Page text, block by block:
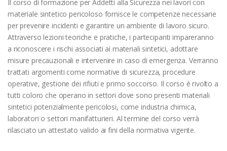
Il corso di formazione per Addetti alla Sicurezza nei lavori con
materiale sintetico pericoloso fornisce le competenze necessarie
per prevenire incidenti e garantire un ambiente di lavoro sicuro.
Attraverso lezioni teoriche e pratiche, i partecipanti impareranno
a riconoscere i rischi associati ai materiali sintetici, adottare
misure precauzionali e intervenire in caso di emergenza. Verranno
trattati argomenti come normative di sicurezza, procedure
operative, gestione dei rifiuti e primo soccorso. Il corso è rivolto a
tutti coloro che operano in settori dove sono presenti materiali
sintetici potenzialmente pericolosi, come industria chimica,
laboratori o settori manifatturieri. Al termine del corso verrà
rilasciato un attestato valido ai fini della normativa vigente.